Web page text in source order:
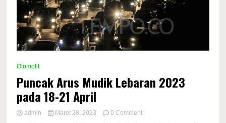
Otomotif
Puncak Arus Mudik Lebaran 2023
pada 18-21 April
admin Maret 28, 2023 0 Commenton